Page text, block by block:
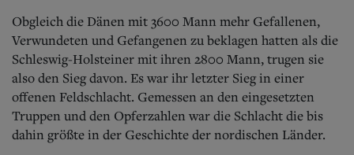
Obgleich die Dänen mit 3600 Mann mehr Gefallenen,
Verwundeten und Gefangenen zu beklagen hatten als die
Schleswig-Holsteiner mit ihren 2800 Mann, trugen sie
also den Sieg davon. Es war ihr letzter Sieg in einer
offenen Feldschlacht. Gemessen an den eingesetzten
Truppen und den Opferzahlen war die Schlacht die bis
dahin größte in der Geschichte der nordischen Länder.